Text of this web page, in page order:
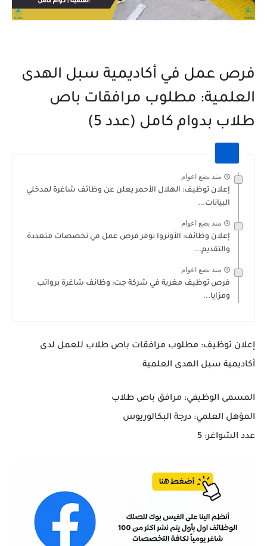
فرص عمل في أكاديمية سبل الهدى
العلمية: مطلوب مرافقات باص
طلاب بدوام كامل (عدد 5)
منذ بضع اعوام
إعلان توظيف: الهلال الأحمر يعلن عن وظائف شاغرة لمدخلي
البيانات...
منذ بضع اعوام
إعلان وظائف: الأونروا توفر فرص عمل في تخصصات متعددة
والتقديم...
منذ بضع اعوام
فرص توظيف مغرية في شركة جت: وظائف شاغرة برواتب
ومزايا...
إعلان توظيف: مطلوب مرافقات باص طلاب للعمل لدى
أكاديمية سبل الهدى العلمية
المسمى الوظيفي: مرافق باص طلاب
المؤهل العلمي: درجة البكالوريوس
عدد الشواغر: 5